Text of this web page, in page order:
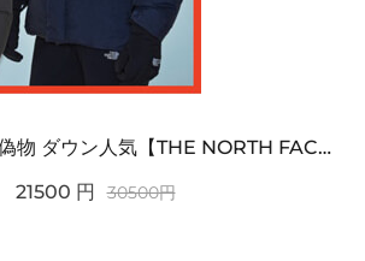
ノースフェイス 偽物 ダウン人気【THE NORTH FACE】M'S 7 SUMMIT HIM...
21500 円 30500円